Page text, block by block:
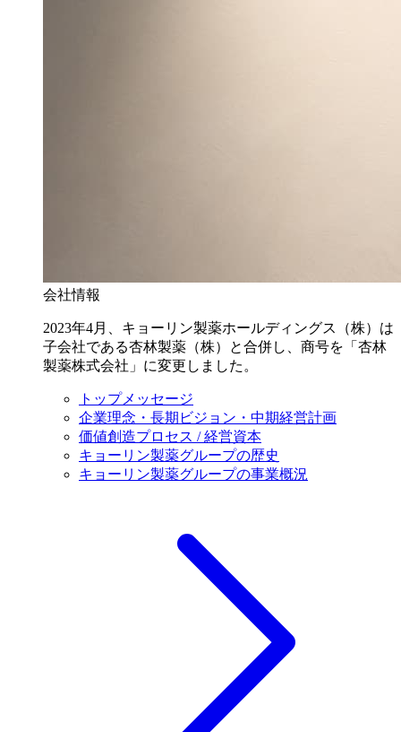
会社情報
2023年4月、キョーリン製薬ホールディングス（株）は
子会社である杏林製薬（株）と合併し、商号を「杏林
製薬株式会社」に変更しました。
トップメッセージ
企業理念・長期ビジョン・中期経営計画
価値創造プロセス / 経営資本
キョーリン製薬グループの歴史
キョーリン製薬グループの事業概況